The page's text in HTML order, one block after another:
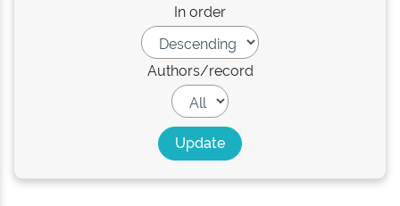
In order
Authors/record